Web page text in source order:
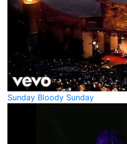
Sunday Bloody Sunday